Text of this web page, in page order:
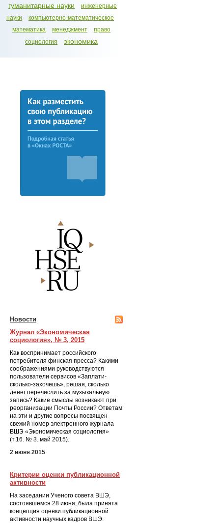
гуманитарные науки
инженерные
науки
компьютерно-математическое
математика
менеджмент
право
социология
экономика
Новости
Журнал «Экономическая
социология», № 3, 2015
Как воспринимает российского
потребителя финская пресса? Какими
соображениями руководствуются
пользователи сервисов «Заплати-
сколько-захочешь», решая, сколько
денег перечислить за музыкальную
запись? Какие смыслы возникают при
реорганизации Почты России? Ответам
на эти и другие вопросы посвящен
свежий номер электронного журнала
ВШЭ «Экономическая социология»
(т.16. № 3. май 2015).
2 июня 2015
Критерии оценки публикационной
активности
На заседании Ученого совета ВШЭ,
состоявшемся 28 июня, была принята
концепция оценки публикационной
активности научных кадров ВШЭ.